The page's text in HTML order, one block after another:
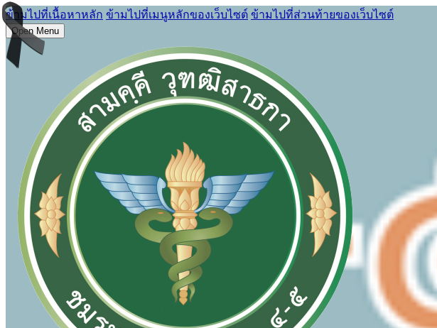
ข้ามไปที่เนื้อหาหลัก ข้ามไปที่เมนูหลักของเว็บไซต์ ข้ามไปที่ส่วนท้ายของเว็บไซต์
Open Menu